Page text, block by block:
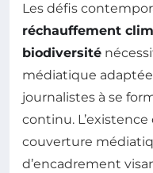
Les défis
réchauffement
biodiversité
médiatique
journalistes à se
continu. L’existence
couverture
d’encadrement